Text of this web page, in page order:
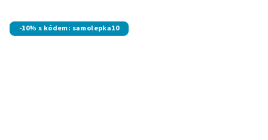
je
5,0
-10% s kódem: samolepka10